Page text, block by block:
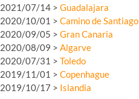
2021/07/14 > Guadalajara
2020/10/01 > Camino de Santiago
2020/09/05 > Gran Canaria
2020/08/09 > Algarve
2020/07/31 > Toledo
2019/11/01 > Copenhague
2019/10/17 > Islandia